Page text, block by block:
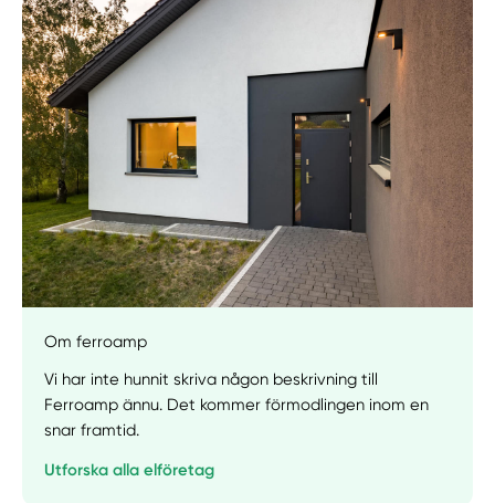
Manuellt Få hjälp
Välj tillvägagångssätt
Om ferroamp
Vi har inte hunnit skriva någon beskrivning till
Ferroamp ännu. Det kommer förmodlingen inom en
snar framtid.
Utforska alla elföretag